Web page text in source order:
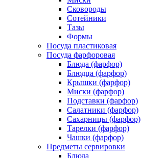
Сковороды
Сотейники
Тазы
Формы
Посуда пластиковая
Посуда фарфоровая
Блюда (фарфор)
Блюдца (фарфор)
Крышки (фарфор)
Миски (фарфор)
Подставки (фарфор)
Салатники (фарфор)
Сахарницы (фарфор)
Тарелки (фарфор)
Чашки (фарфор)
Предметы сервировки
Блюда